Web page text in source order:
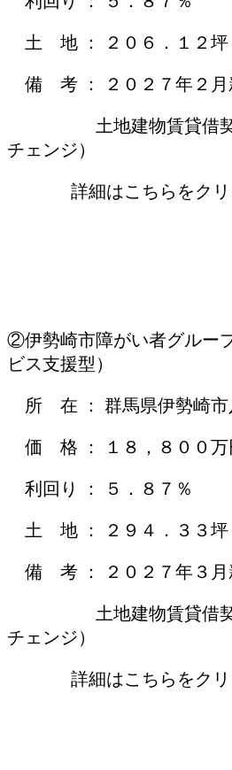
土 地 ： ２０６．１２坪
備 考 ： ２０２７年２月
土地建物賃貸借契約
チェンジ）
詳細はこちらをク
②伊勢崎市障がい者グルー
ビス支援型）
所 在 ： 群馬県伊勢崎市
価 格 ： １８，８００万
利回り ： ５．８７％
土 地 ： ２９４．３３坪
備 考 ： ２０２７年３月
土地建物賃貸借契約
チェンジ）
詳細はこちらをク